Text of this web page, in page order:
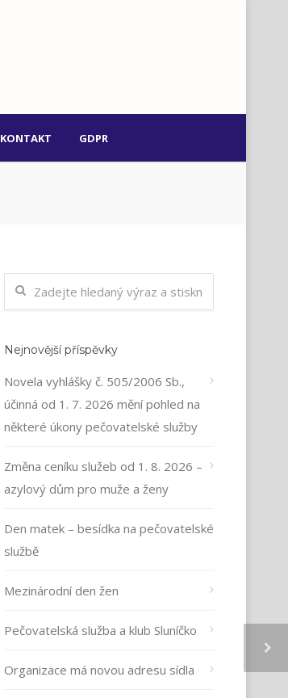
KONTAKT GDPR
Nejnovější příspěvky
Novela vyhlášky č. 505/2006 Sb.,
účinná od 1. 7. 2026 mění pohled na
některé úkony pečovatelské služby
Změna ceníku služeb od 1. 8. 2026 –
azylový dům pro muže a ženy
Den matek – besídka na pečovatelské
službě
Mezinárodní den žen
Pečovatelská služba a klub Sluníčko
Organizace má novou adresu sídla